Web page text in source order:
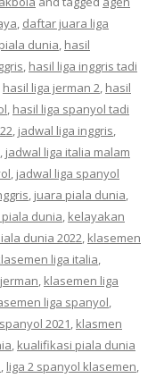
, daftar juara liga
dunia, hasil
, hasil liga inggris tadi
hasil liga jerman 2, hasil
, hasil liga spanyol tadi
, jadwal liga inggris,
, jadwal liga italia malam
, jadwal liga spanyol
, juara piala dunia,
dunia, kelayakan
dunia 2022, klasemen
liga italia,
, klasemen liga
liga spanyol,
2021, klasmen
, kualifikasi piala dunia
, liga 2 spanyol klasemen,